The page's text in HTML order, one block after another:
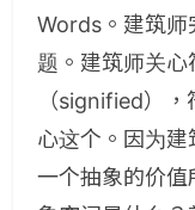
Words。建筑师
题。建筑师关
（signified）
心这个。因为
一个抽象的价值